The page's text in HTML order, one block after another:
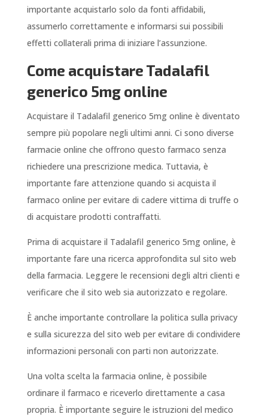
importante acquistarlo solo da fonti affidabili,
assumerlo correttamente e informarsi sui possibili
effetti collaterali prima di iniziare l’assunzione.
Come acquistare Tadalafil
generico 5mg online
Acquistare il Tadalafil generico 5mg online è diventato
sempre più popolare negli ultimi anni. Ci sono diverse
farmacie online che offrono questo farmaco senza
richiedere una prescrizione medica. Tuttavia, è
importante fare attenzione quando si acquista il
farmaco online per evitare di cadere vittima di truffe o
di acquistare prodotti contraffatti.
Prima di acquistare il Tadalafil generico 5mg online, è
importante fare una ricerca approfondita sul sito web
della farmacia. Leggere le recensioni degli altri clienti e
verificare che il sito web sia autorizzato e regolare.
È anche importante controllare la politica sulla privacy
e sulla sicurezza del sito web per evitare di condividere
informazioni personali con parti non autorizzate.
Una volta scelta la farmacia online, è possibile
ordinare il farmaco e riceverlo direttamente a casa
propria. È importante seguire le istruzioni del medico